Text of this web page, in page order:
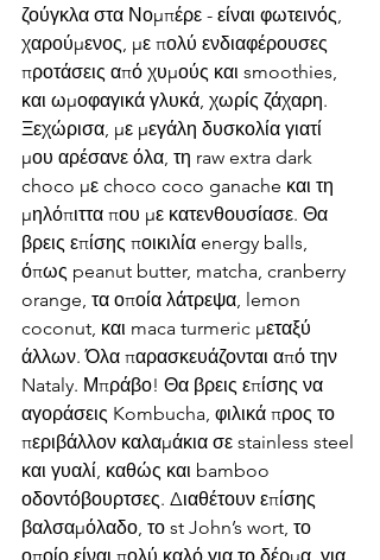
ζούγκλα στα Νομπέρε - είναι φωτεινός,
χαρούμενος, με πολύ ενδιαφέρουσες
προτάσεις από χυμούς και smoothies,
και ωμοφαγικά γλυκά, χωρίς ζάχαρη.
Ξεχώρισα, με μεγάλη δυσκολία γιατί
μου αρέσανε όλα, τη raw extra dark
choco με choco coco ganache και τη
μηλόπιττα που με κατενθουσίασε. Θα
βρεις επίσης ποικιλία energy balls,
όπως peanut butter, matcha, cranberry
orange, τα οποία λάτρεψα, lemon
coconut, και maca turmeric μεταξύ
άλλων. Όλα παρασκευάζονται από την
Nataly. Μπράβο! Θα βρεις επίσης να
αγοράσεις Kombucha, φιλικά προς το
περιβάλλον καλαμάκια σε stainless steel
και γυαλί, καθώς και bamboo
οδοντόβουρτσες. Διαθέτουν επίσης
βαλσαμόλαδο, το st John’s wort, το